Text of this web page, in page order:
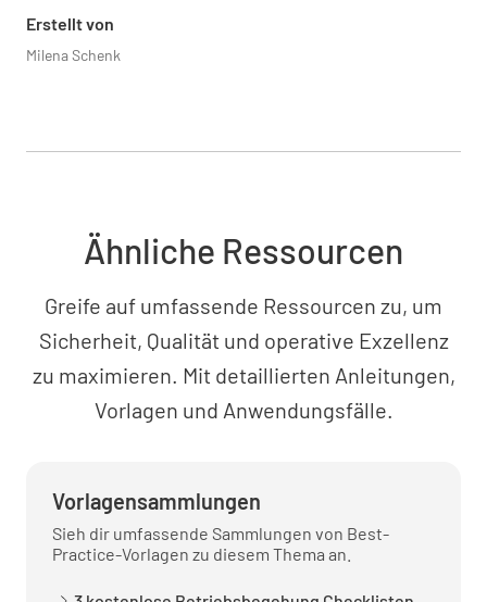
Erstellt von
Milena Schenk
Behältnis aufbewahrt
NEIN N/A
Kennzeichnung
JA NEIN N/A
Ähnliche Ressourcen
Greife auf umfassende Ressourcen zu, um
Sicherheit, Qualität und operative Exzellenz
zu maximieren. Mit detaillierten Anleitungen,
Vorlagen und Anwendungsfälle.
Vorlagensammlungen
Sieh dir umfassende Sammlungen von Best-
Practice-Vorlagen zu diesem Thema an.